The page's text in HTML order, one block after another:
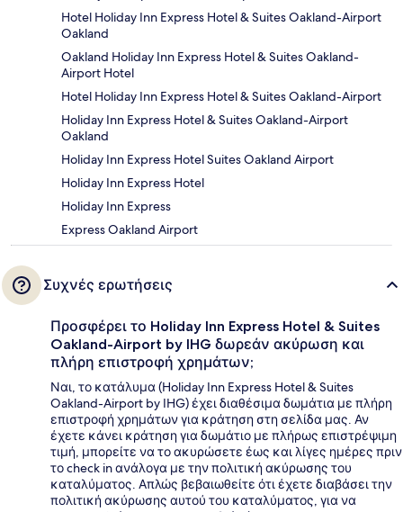
Hotel Holiday Inn Express Hotel & Suites Oakland-Airport
Oakland
Oakland Holiday Inn Express Hotel & Suites Oakland-
Airport Hotel
Hotel Holiday Inn Express Hotel & Suites Oakland-Airport
Holiday Inn Express Hotel & Suites Oakland-Airport
Oakland
Holiday Inn Express Hotel Suites Oakland Airport
Holiday Inn Express Hotel
Holiday Inn Express
Express Oakland Airport
Συχνές ερωτήσεις
Προσφέρει το Holiday Inn Express Hotel & Suites
Oakland-Airport by IHG δωρεάν ακύρωση και
πλήρη επιστροφή χρημάτων;
Ναι, το κατάλυμα (Holiday Inn Express Hotel & Suites
Oakland-Airport by IHG) έχει διαθέσιμα δωμάτια με πλήρη
επιστροφή χρημάτων για κράτηση στη σελίδα μας. Αν
έχετε κάνει κράτηση για δωμάτιο με πλήρως επιστρέψιμη
τιμή, μπορείτε να το ακυρώσετε έως και λίγες ημέρες πριν
το check in ανάλογα με την πολιτική ακύρωσης του
καταλύματος. Απλώς βεβαιωθείτε ότι έχετε διαβάσει την
πολιτική ακύρωσης αυτού του καταλύματος, για να